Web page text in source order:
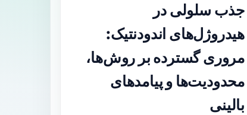
جذب سلولی در
هیدروژل‌های اندودنتیک:
مروری گسترده بر روش‌ها،
محدودیت‌ها و پیامدهای
بالینی